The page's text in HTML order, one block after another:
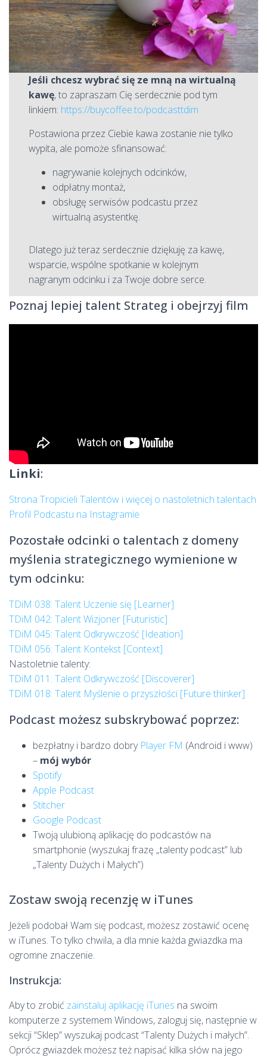
Jeśli chcesz wybrać się ze mną na wirtualną
kawę, to zapraszam Cię serdecznie pod tym
linkiem: https://buycoffee.to/podcasttdim
Postawiona przez Ciebie kawa zostanie nie tylko
wypita, ale pomoże sfinansować:
nagrywanie kolejnych odcinków,
odpłatny montaż,
obsługę serwisów podcastu przez
wirtualną asystentkę.
Dlatego już teraz serdecznie dziękuję za kawę,
wsparcie, wspólne spotkanie w kolejnym
nagranym odcinku i za Twoje dobre serce.
Poznaj lepiej talent Strateg i obejrzyj film
Linki:
Strona Tropicieli Talentów i więcej o nastoletnich talentach
Profil Podcastu na Instagramie
Pozostałe odcinki o talentach z domeny
myślenia strategicznego wymienione w
tym odcinku:
TDiM 038: Talent Uczenie się [Learner]
TDiM 042: Talent Wizjoner [Futuristic]
TDiM 045: Talent Odkrywczość [Ideation]
TDiM 056: Talent Kontekst [Context]
Nastoletnie talenty:
TDiM 011: Talent Odkrywczość [Discoverer]
TDiM 018: Talent Myślenie o przyszłości [Future thinker]
Podcast możesz subskrybować poprzez:
bezpłatny i bardzo dobry Player FM (Android i www)
– mój wybór
Spotify
Apple Podcast
Stitcher
Google Podcast
Twoją ulubioną aplikację do podcastów na
smartphonie (wyszukaj frazę „talenty podcast” lub
„Talenty Dużych i Małych”)
Zostaw swoją recenzję w iTunes
Jeżeli podobał Wam się podcast, możesz zostawić ocenę
w iTunes. To tylko chwila, a dla mnie każda gwiazdka ma
ogromne znaczenie.
Instrukcja:
Aby to zrobić zainstaluj aplikację iTunes na swoim
komputerze z systemem Windows, zaloguj się, następnie w
sekcji “Sklep” wyszukaj podcast “Talenty Dużych i małych”.
Oprócz gwiazdek możesz też napisać kilka słów na jego